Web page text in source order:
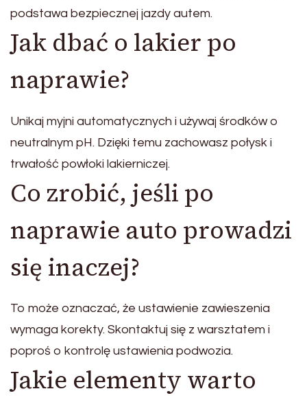
podstawa bezpiecznej jazdy autem.
Jak dbać o lakier po
naprawie?
Unikaj myjni automatycznych i używaj środków o
neutralnym pH. Dzięki temu zachowasz połysk i
trwałość powłoki lakierniczej.
Co zrobić, jeśli po
naprawie auto prowadzi
się inaczej?
To może oznaczać, że ustawienie zawieszenia
wymaga korekty. Skontaktuj się z warsztatem i
poproś o kontrolę ustawienia podwozia.
Jakie elementy warto